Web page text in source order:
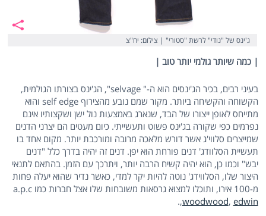
ג'ינס של "נודי" לרשת "סטורי" | צילום: יח"צ
| כמה שיותר גולמי יותר טוב |
בעיני רבים, בכיר הג'ינסים הוא ה-" selvage", הג'ינס בצורתו הגולמית,
הקשוחה והקשיחה ביותר. מקור שמם נובע מהצירוף self edge והוא
מתייחס לאופן ייצורו של הבד, שנארג באמצעות נול ישן ושקצותיו אינם
נפרמים כפי שקורה בג'ינס פשוט ותעשייתי. כיום מעטים הם יצרני הדנים
שמייצרים סלווי'ג אשר דורש מלאכה מרובה ומורכבת יותר. מקום אחד בו
תעשיית הסלוודג' דנים פורחת הוא יפן. דנים זה יהיה בדרך כלל "דנים
יבש" וכמו כן, הוא יהיה קשיח הרבה יותר, ויתרכך עם הזמן. בהתאם לתנאי
היצור שלו, הסלווידג' נוטה להיות יקר למדי, כאשר נדיר שהוא יעלה פחות
מ-100 אירו, ותוכלו למצוא גרסאות משובחות שלו אצל חברות כמו a.p.c
,woodwood, edwin
.